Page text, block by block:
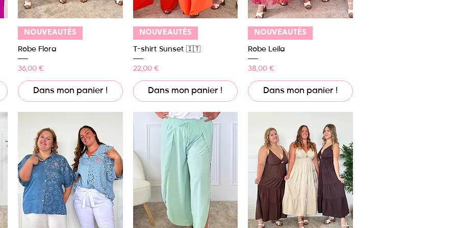
Aperçu rapide
NOUVEAUTÉS
Robe Flora
Prix
36,00 €
Dans mon panier !
Aperçu rapide
NOUVEAUTÉS
T-shirt Sunset 🇮🇹
Prix
22,00 €
Dans mon panier !
Aperçu rapide
NOUVEAUTÉS
Robe Leila
Prix
38,00 €
Dans mon panier !